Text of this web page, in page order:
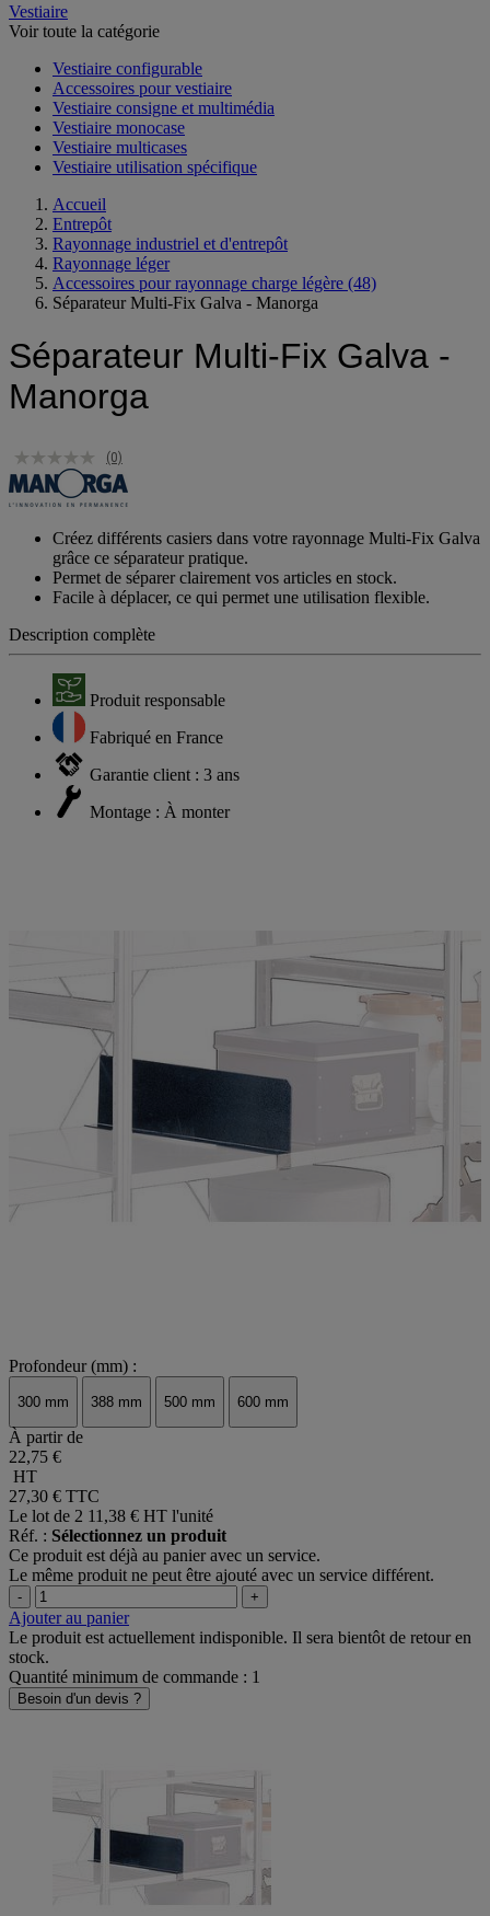
Vestiaire
Voir toute la catégorie
Vestiaire configurable
Accessoires pour vestiaire
Vestiaire consigne et multimédia
Vestiaire monocase
Vestiaire multicases
Vestiaire utilisation spécifique
Accueil
Entrepôt
Rayonnage industriel et d'entrepôt
Rayonnage léger
Accessoires pour rayonnage charge légère (48)
Séparateur Multi-Fix Galva - Manorga
Séparateur Multi-Fix Galva -
Manorga
(0)
Créez différents casiers dans votre rayonnage Multi-Fix Galva
grâce ce séparateur pratique.
Permet de séparer clairement vos articles en stock.
Facile à déplacer, ce qui permet une utilisation flexible.
Description complète
Produit responsable
Fabriqué en France
Garantie client : 3 ans
Montage : À monter
Profondeur (mm) :
300 mm 388 mm 500 mm 600 mm
À partir de
22,75 €
HT
27,30 € TTC
Le lot de 2 11,38 € HT l'unité
Réf. : Sélectionnez un produit
Ce produit est déjà au panier avec un service.
Le même produit ne peut être ajouté avec un service différent.
- +
Ajouter au panier
Le produit est actuellement indisponible. Il sera bientôt de retour en
stock.
Quantité minimum de commande : 1
Besoin d'un devis ?